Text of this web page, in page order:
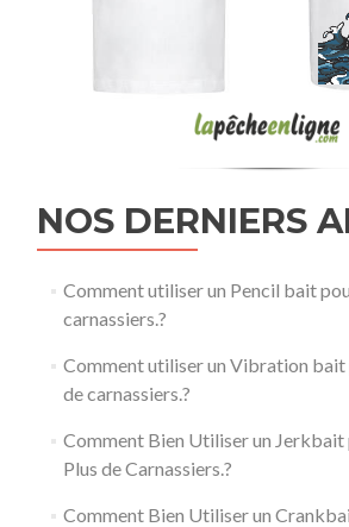
NOS DERNIERS
Comment utiliser un Pencil bait
carnassiers.?
Comment utiliser un Vibration
de carnassiers.?
Comment Bien Utiliser un
Plus de Carnassiers.?
Comment Bien Utiliser un